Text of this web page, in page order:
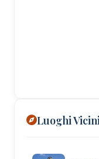
Luoghi